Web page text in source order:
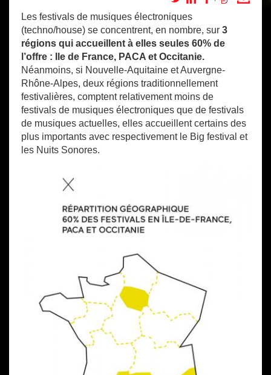
Les festivals de musiques électroniques
(techno/house) se concentrent, en nombre, sur 3
régions qui accueillent à elles seules 60% de
l’offre : Ile de France, PACA et Occitanie.
Néanmoins, si Nouvelle-Aquitaine et Auvergne-
Rhône-Alpes, deux régions traditionnellement
festivalières, comptent relativement moins de
festivals de musiques électroniques que de festivals
de musiques actuelles, elles accueillent certains des
plus importants avec respectivement le Big festival et
les Nuits Sonores.